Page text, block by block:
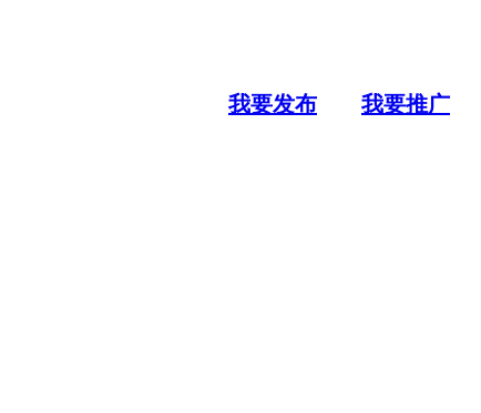
我要发布 我要推广